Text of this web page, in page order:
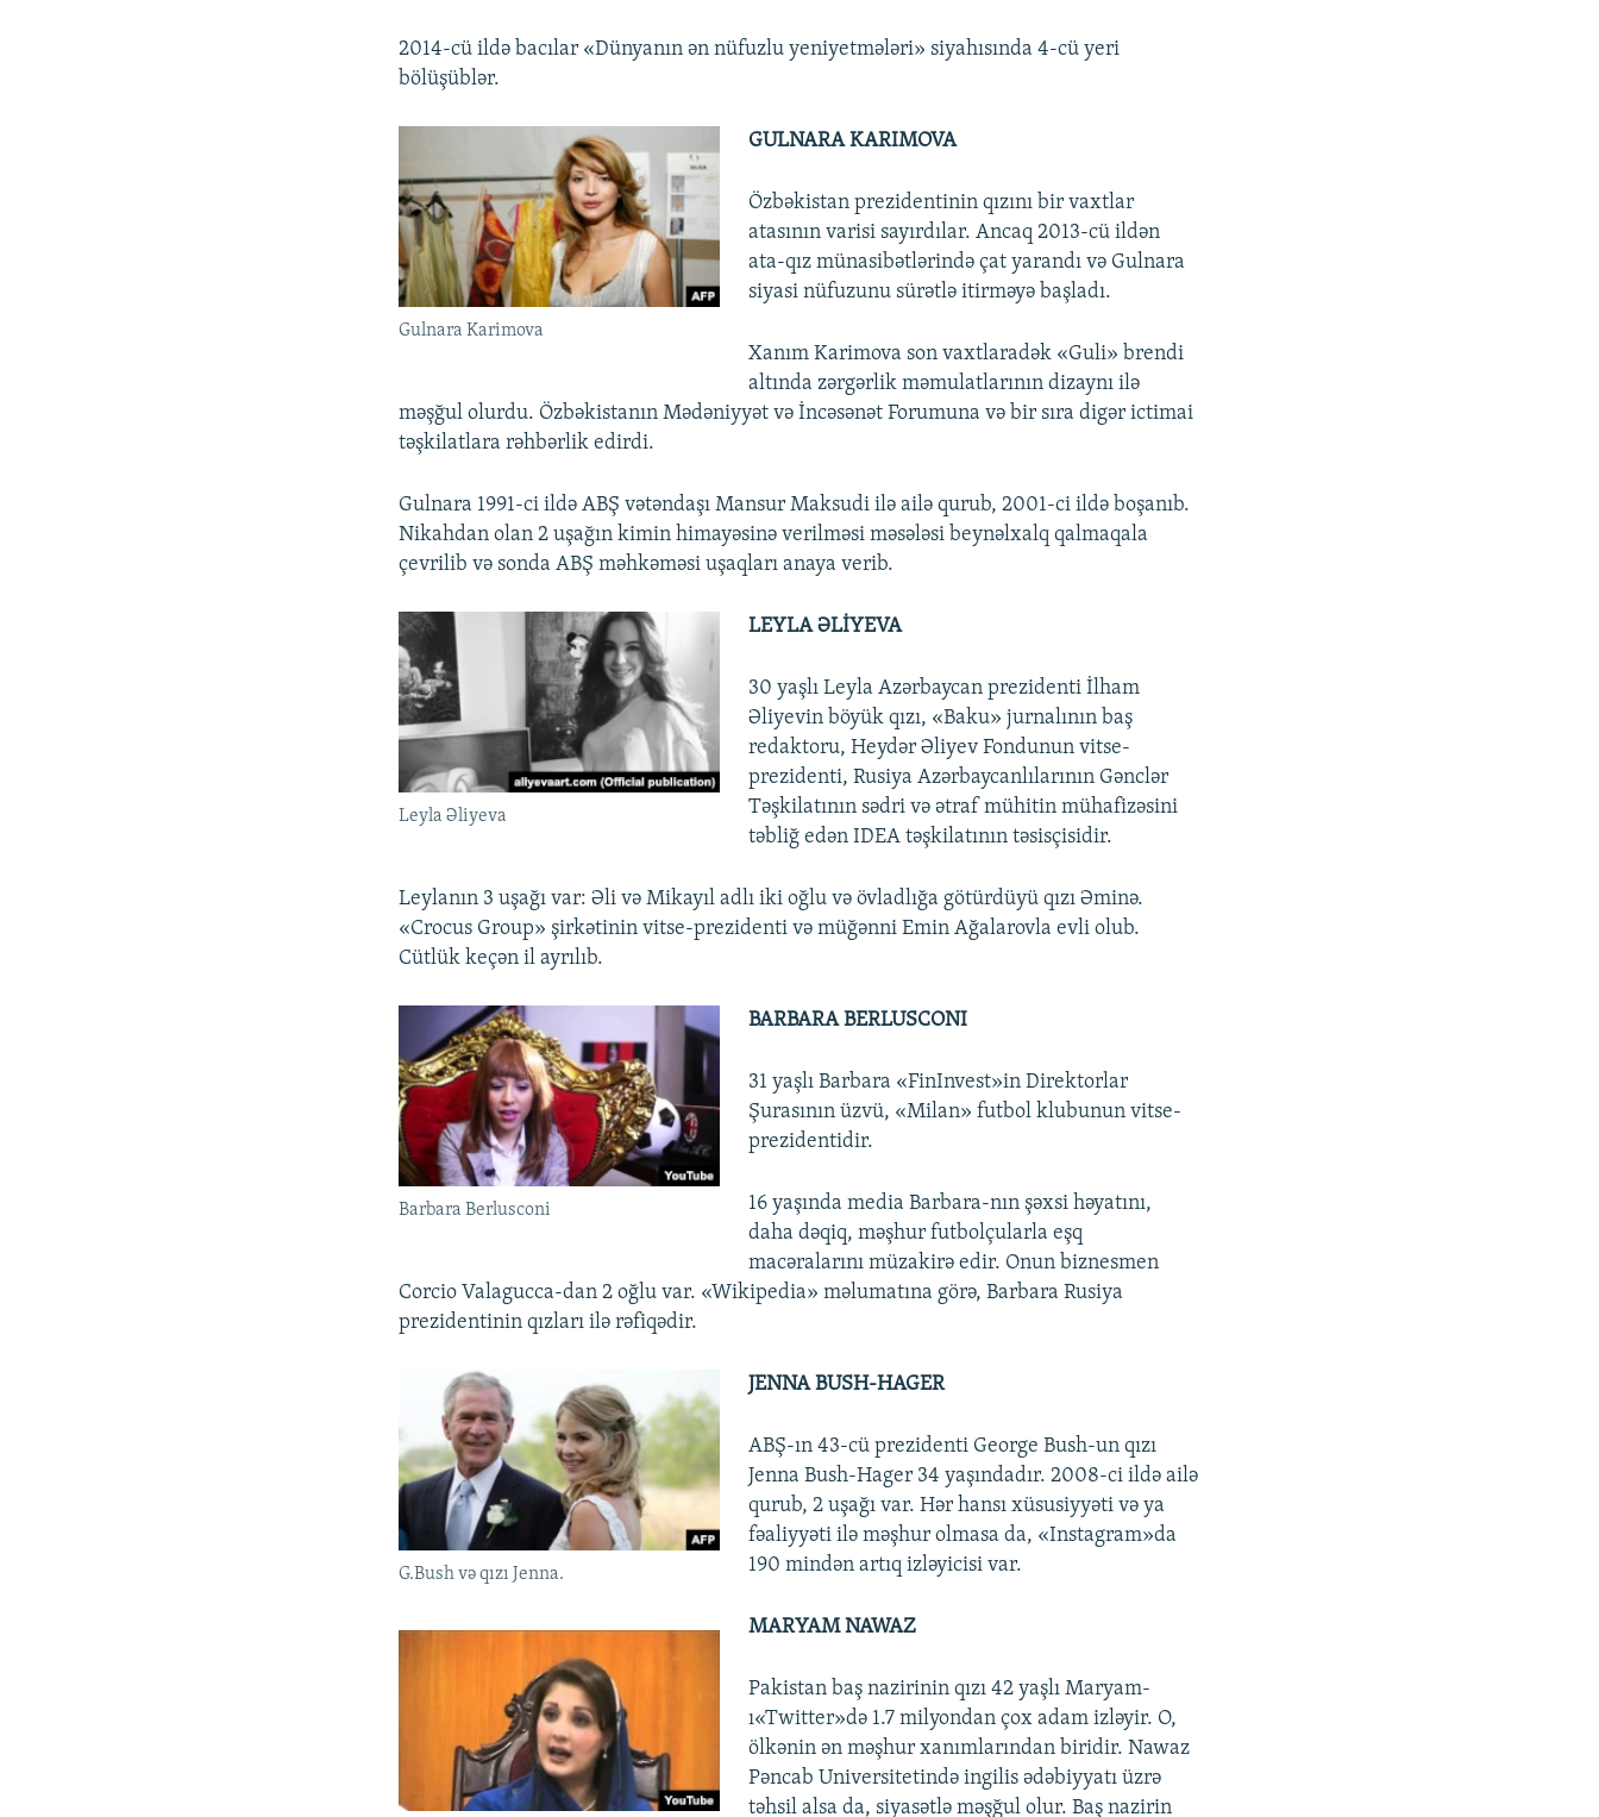
2014-cü ildə bacılar «Dünyanın ən nüfuzlu yeniyetmələri» siyahısında 4-cü yeri
bölüşüblər.
Gulnara Karimova
GULNARA KARIMOVA
Özbəkistan prezidentinin qızını bir vaxtlar
atasının varisi sayırdılar. Ancaq 2013-cü ildən
ata-qız münasibətlərində çat yarandı və Gulnara
siyasi nüfuzunu sürətlə itirməyə başladı.
Xanım Karimova son vaxtlaradək «Guli» brendi
altında zərgərlik məmulatlarının dizaynı ilə
məşğul olurdu. Özbəkistanın Mədəniyyət və İncəsənət Forumuna və bir sıra digər ictimai
təşkilatlara rəhbərlik edirdi.
Gulnara 1991-ci ildə ABŞ vətəndaşı Mansur Maksudi ilə ailə qurub, 2001-ci ildə boşanıb.
Nikahdan olan 2 uşağın kimin himayəsinə verilməsi məsələsi beynəlxalq qalmaqala
çevrilib və sonda ABŞ məhkəməsi uşaqları anaya verib.
Leyla Əliyeva
LEYLA ƏLİYEVA
30 yaşlı Leyla Azərbaycan prezidenti İlham
Əliyevin böyük qızı, «Baku» jurnalının baş
redaktoru, Heydər Əliyev Fondunun vitse-
prezidenti, Rusiya Azərbaycanlılarının Gənclər
Təşkilatının sədri və ətraf mühitin mühafizəsini
təbliğ edən IDEA təşkilatının təsisçisidir.
Leylanın 3 uşağı var: Əli və Mikayıl adlı iki oğlu və övladlığa götürdüyü qızı Əminə.
«Crocus Group» şirkətinin vitse-prezidenti və müğənni Emin Ağalarovla evli olub.
Cütlük keçən il ayrılıb.
Barbara Berlusconi
BARBARA BERLUSCONI
31 yaşlı Barbara «FinInvest»in Direktorlar
Şurasının üzvü, «Milan» futbol klubunun vitse-
prezidentidir.
16 yaşında media Barbara-nın şəxsi həyatını,
daha dəqiq, məşhur futbolçularla eşq
macəralarını müzakirə edir. Onun biznesmen
Corcio Valagucca-dan 2 oğlu var. «Wikipedia» məlumatına görə, Barbara Rusiya
prezidentinin qızları ilə rəfiqədir.
G.Bush və qızı Jenna.
JENNA BUSH-HAGER
ABŞ-ın 43-cü prezidenti George Bush-un qızı
Jenna Bush-Hager 34 yaşındadır. 2008-ci ildə ailə
qurub, 2 uşağı var. Hər hansı xüsusiyyəti və ya
fəaliyyəti ilə məşhur olmasa da, «Instagram»da
190 mindən artıq izləyicisi var.
MARYAM NAWAZ
Pakistan baş nazirinin qızı 42 yaşlı Maryam-
ı«Twitter»də 1.7 milyondan çox adam izləyir. O,
ölkənin ən məşhur xanımlarından biridir. Nawaz
Pəncab Universitetində ingilis ədəbiyyatı üzrə
təhsil alsa da, siyasətlə məşğul olur. Baş nazirin